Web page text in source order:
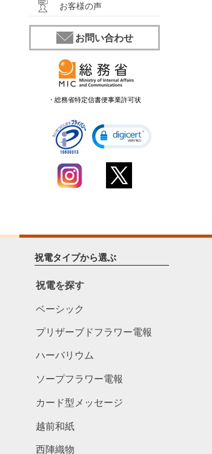
お客様の声
お問い合わせ
・総務省特定信書便事業許可状
祝電タイプから選ぶ
祝電を探す
ベーシック
プリザーブドフラワー電報
ハーバリウム
ソープフラワー電報
カード型メッセージ
越前和紙
西陣織物